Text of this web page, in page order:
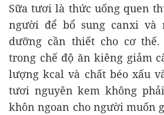
Sữa tươi là thức uống quen
người để bổ sung canxi và
dưỡng cần thiết cho cơ
trong chế độ ăn kiêng giảm
lượng kcal và chất béo xấu
tươi nguyên kem không
khôn ngoan cho người muốn